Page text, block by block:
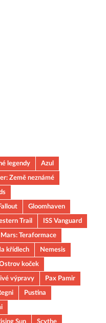
legendy
Azul
Země neznámé
Gloomhaven
Trail
ISS Vanguard
Mars: Teraformace
křídlech
Nemesis
koček
výpravy
Pax Pamir
Pustina
Sun Scythe